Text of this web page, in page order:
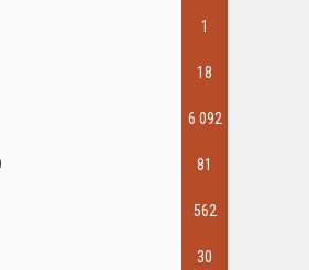
1
18
6 092
81
562
30